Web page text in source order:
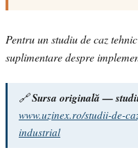
Pentru un studiu de caz
suplimentare despre
🔗Sursa originală —
www.uzinex.ro/studii-de-
industrial